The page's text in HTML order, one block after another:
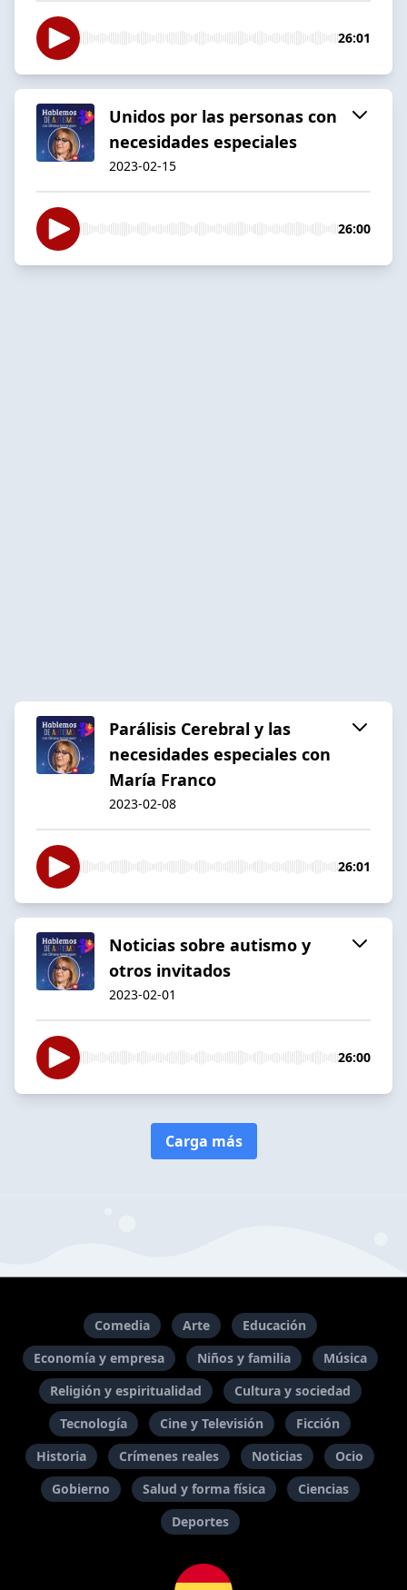
26:01
Unidos por las personas con
necesidades especiales
2023-02-15
26:00
Parálisis Cerebral y las
necesidades especiales con
María Franco
2023-02-08
26:01
Noticias sobre autismo y
otros invitados
2023-02-01
26:00
Carga más
Comedia Arte
Educación
Economía y empresa
Niños y familia
Música
Religión y espiritualidad
Cultura y sociedad
Tecnología
Cine y Televisión
Ficción
Historia
Crímenes reales Noticias
Ocio
Gobierno
Salud y forma física
Ciencias
Deportes